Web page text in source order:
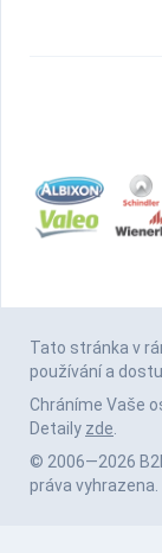
Tato stránka v
používání a
Chráníme Vaše
Detaily zde.
© 2006—2026
práva vyhrazena.